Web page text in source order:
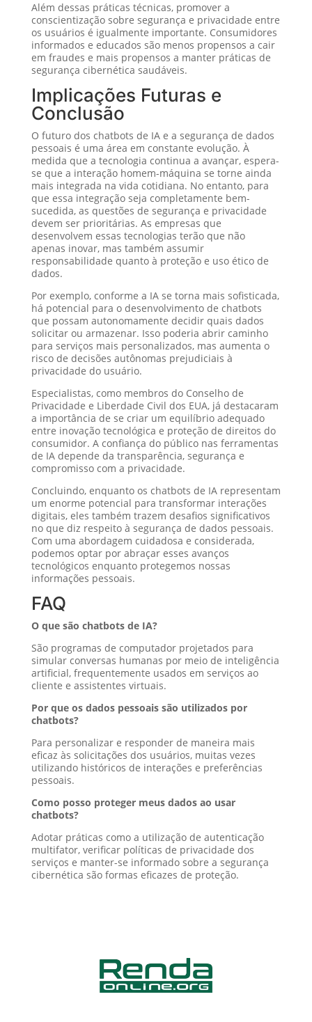
Além dessas práticas técnicas, promover a
conscientização sobre segurança e privacidade entre
os usuários é igualmente importante. Consumidores
informados e educados são menos propensos a cair
em fraudes e mais propensos a manter práticas de
segurança cibernética saudáveis.
Implicações Futuras e
Conclusão
O futuro dos chatbots de IA e a segurança de dados
pessoais é uma área em constante evolução. À
medida que a tecnologia continua a avançar, espera-
se que a interação homem-máquina se torne ainda
mais integrada na vida cotidiana. No entanto, para
que essa integração seja completamente bem-
sucedida, as questões de segurança e privacidade
devem ser prioritárias. As empresas que
desenvolvem essas tecnologias terão que não
apenas inovar, mas também assumir
responsabilidade quanto à proteção e uso ético de
dados.
Por exemplo, conforme a IA se torna mais sofisticada,
há potencial para o desenvolvimento de chatbots
que possam autonomamente decidir quais dados
solicitar ou armazenar. Isso poderia abrir caminho
para serviços mais personalizados, mas aumenta o
risco de decisões autônomas prejudiciais à
privacidade do usuário.
Especialistas, como membros do Conselho de
Privacidade e Liberdade Civil dos EUA, já destacaram
a importância de se criar um equilíbrio adequado
entre inovação tecnológica e proteção de direitos do
consumidor. A confiança do público nas ferramentas
de IA depende da transparência, segurança e
compromisso com a privacidade.
Concluindo, enquanto os chatbots de IA representam
um enorme potencial para transformar interações
digitais, eles também trazem desafios significativos
no que diz respeito à segurança de dados pessoais.
Com uma abordagem cuidadosa e considerada,
podemos optar por abraçar esses avanços
tecnológicos enquanto protegemos nossas
informações pessoais.
FAQ
O que são chatbots de IA?
São programas de computador projetados para
simular conversas humanas por meio de inteligência
artificial, frequentemente usados em serviços ao
cliente e assistentes virtuais.
Por que os dados pessoais são utilizados por
chatbots?
Para personalizar e responder de maneira mais
eficaz às solicitações dos usuários, muitas vezes
utilizando históricos de interações e preferências
pessoais.
Como posso proteger meus dados ao usar
chatbots?
Adotar práticas como a utilização de autenticação
multifator, verificar políticas de privacidade dos
serviços e manter-se informado sobre a segurança
cibernética são formas eficazes de proteção.